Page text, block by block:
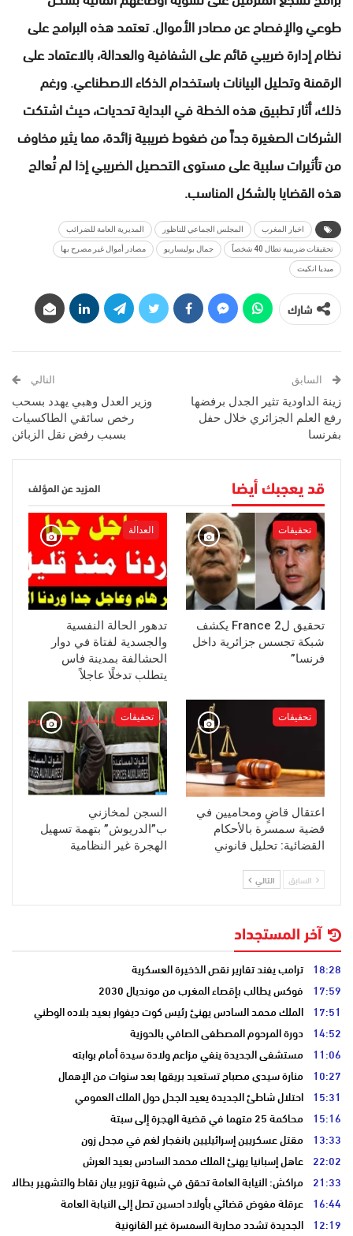
طوعي والإفصاح عن مصادر الأموال. تعتمد هذه البرامج على
نظام إدارة ضريبي قائم على الشفافية والعدالة، بالاعتماد على
الرقمنة وتحليل البيانات باستخدام الذكاء الاصطناعي. ورغم
ذلك، أثار تطبيق هذه الخطة في البداية تحديات، حيث اشتكت
الشركات الصغيرة جداً من ضغوط ضريبية زائدة، مما يثير مخاوف
من تأثيرات سلبية على مستوى التحصيل الضريبي إذا لم تُعالج
هذه القضايا بالشكل المناسب.
اخبار المغرب المجلس الجماعي للناظور المديرية العامة للضرائب
تحقيقات ضريبية تطال 40 شخصاً جمال بوليساريو مصادر أموال غير مصرح بها
ميديا انكيت
شارك
السابق
زينة الداودية تثير الجدل برفضها
رفع العلم الجزائري خلال حفل
بفرنسا
التالي
وزير العدل وهبي يهدد بسحب
رخص سائقي الطاكسيات
بسبب رفض نقل الزبائن
قد يعجبك أيضا المزيد عن المؤلف
تحقيقات
تحقيق لFrance 2 يكشف
شبكة تجسس جزائرية داخل
فرنسا”
العدالة
تدهور الحالة النفسية
والجسدية لفتاة في دوار
الحشالفة بمدينة فاس
يتطلب تدخلًا عاجلاً
تحقيقات
اعتقال قاضٍ ومحاميين في
قضية سمسرة بالأحكام
القضائية: تحليل قانوني
تحقيقات
السجن لمخازني
ب”الدريوش” بتهمة تسهيل
الهجرة غير النظامية
السابق التالي
آخر المستجداد
18:28 ترامب يفند تقارير نقص الذخيرة العسكرية
17:59 فوكس يطالب بإقصاء المغرب من مونديال 2030
17:51 الملك محمد السادس يهنئ رئيس كوت ديفوار بعيد بلاده الوطني
14:52 دورة المرحوم المصطفى الصافي بالحوزية
11:06 مستشفى الجديدة ينفي مزاعم ولادة سيدة أمام بوابته
10:27 منارة سيدي مصباح تستعيد بريقها بعد سنوات من الإهمال
15:31 احتلال شاطئ الجديدة يعيد الجدل حول الملك العمومي
15:16 محاكمة 25 متهما في قضية الهجرة إلى سبتة
13:33 مقتل عسكريين إسرائيليين بانفجار لغم في مجدل زون
22:02 عاهل إسبانيا يهنئ الملك محمد السادس بعيد العرش
21:33 مراكش: النيابة العامة تحقق في شبهة تزوير بيان نقاط والتشهير بطالب
16:44 عرقلة مفوض قضائي بأولاد احسين تصل إلى النيابة العامة
12:19 الجديدة تشدد محاربة السمسرة غير القانونية